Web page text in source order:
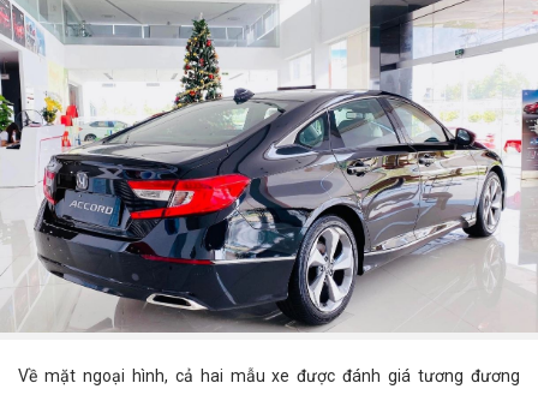
Về mặt ngoại hình, cả hai mẫu xe được đánh giá tương đương